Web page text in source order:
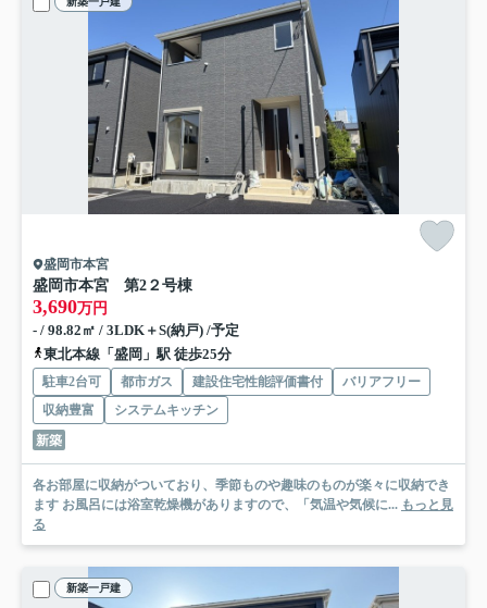
盛岡市本宮
盛岡市本宮 第2 ２号棟
3,690万円
- / 98.82㎡ / 3LDK＋S(納戸) /予定
東北本線「盛岡」駅 徒歩25分
駐車2台可 都市ガス 建設住宅性能評価書付
バリアフリー
収納豊富
システムキッチン
新築
各お部屋に収納がついており、季節ものや趣味のものが楽々に収納でき
ます お風呂には浴室乾燥機がありますので、「気温や気候に... もっと見
る
新築一戸建